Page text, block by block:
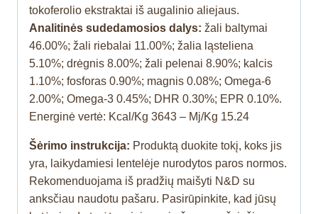
tokoferolio ekstraktai iš augalinio aliejaus.
Analitinės sudedamosios dalys: žali baltymai
46.00%; žali riebalai 11.00%; žalia ląsteliena
5.10%; drėgnis 8.00%; žali pelenai 8.90%; kalcis
1.10%; fosforas 0.90%; magnis 0.08%; Omega-6
2.00%; Omega-3 0.45%; DHR 0.30%; EPR 0.10%.
Energinė vertė: Kcal/Kg 3643 – Mj/Kg 15.24
Šėrimo instrukcija: Produktą duokite tokį, koks jis
yra, laikydamiesi lentelėje nurodytos paros normos.
Rekomenduojama iš pradžių maišyti N&D su
anksčiau naudotu pašaru. Pasirūpinkite, kad jūsų